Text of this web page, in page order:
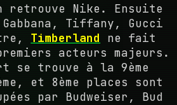
retrouve Nike. Ensuite
Tiffany, Gucci
Timberland
ne fait
acteurs majeurs.
se trouve à la 9ème
et 8ème places sont
par Budweiser, Bud